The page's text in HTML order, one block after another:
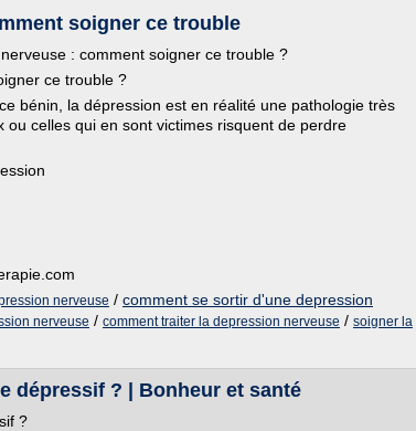
soigner ce trouble
: comment soigner ce trouble ?
ce trouble ?
bénin, la dépression est en réalité une pathologie très
ou celles qui en sont victimes risquent de perdre
nerveuse / comment se sortir d'une depression
nerveuse / comment traiter la depression nerveuse / soigner la
dépressif ? | Bonheur et santé
?